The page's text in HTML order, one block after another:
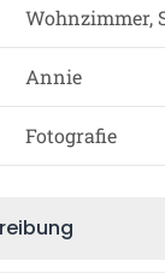
Wohnzimmer,
Annie
Fotografie